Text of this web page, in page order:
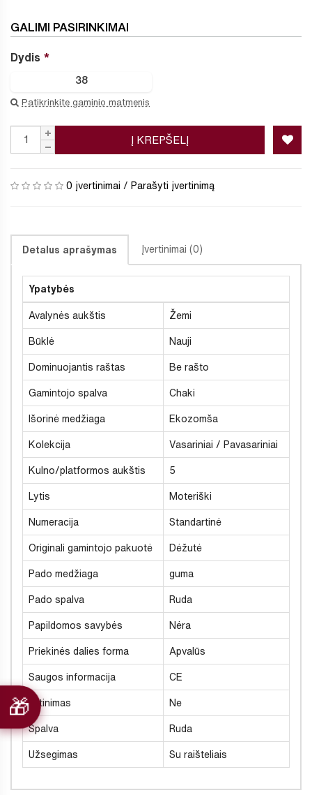
GALIMI PASIRINKIMAI
Dydis
38
Patikrinkite gaminio matmenis
Į KREPŠELĮ
0 įvertinimai / Parašyti įvertinimą
Detalus aprašymas Įvertinimai (0)
Ypatybės
Avalynės aukštis Žemi
Būklė Nauji
Dominuojantis raštas Be rašto
Gamintojo spalva Chaki
Išorinė medžiaga Ekozomša
Kolekcija Vasariniai / Pavasariniai
Kulno/platformos aukštis 5
Lytis Moteriški
Numeracija Standartinė
Originali gamintojo pakuotė Dėžutė
Pado medžiaga guma
Pado spalva Ruda
Papildomos savybės Nėra
Priekinės dalies forma Apvalūs
Saugos informacija CE
Šiltinimas Ne
Spalva Ruda
Užsegimas Su raišteliais